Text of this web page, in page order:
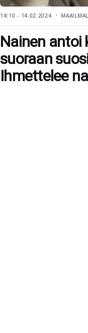
14:10 - 14.02.2024
Nainen antoi
suoraan
Ihmettelee